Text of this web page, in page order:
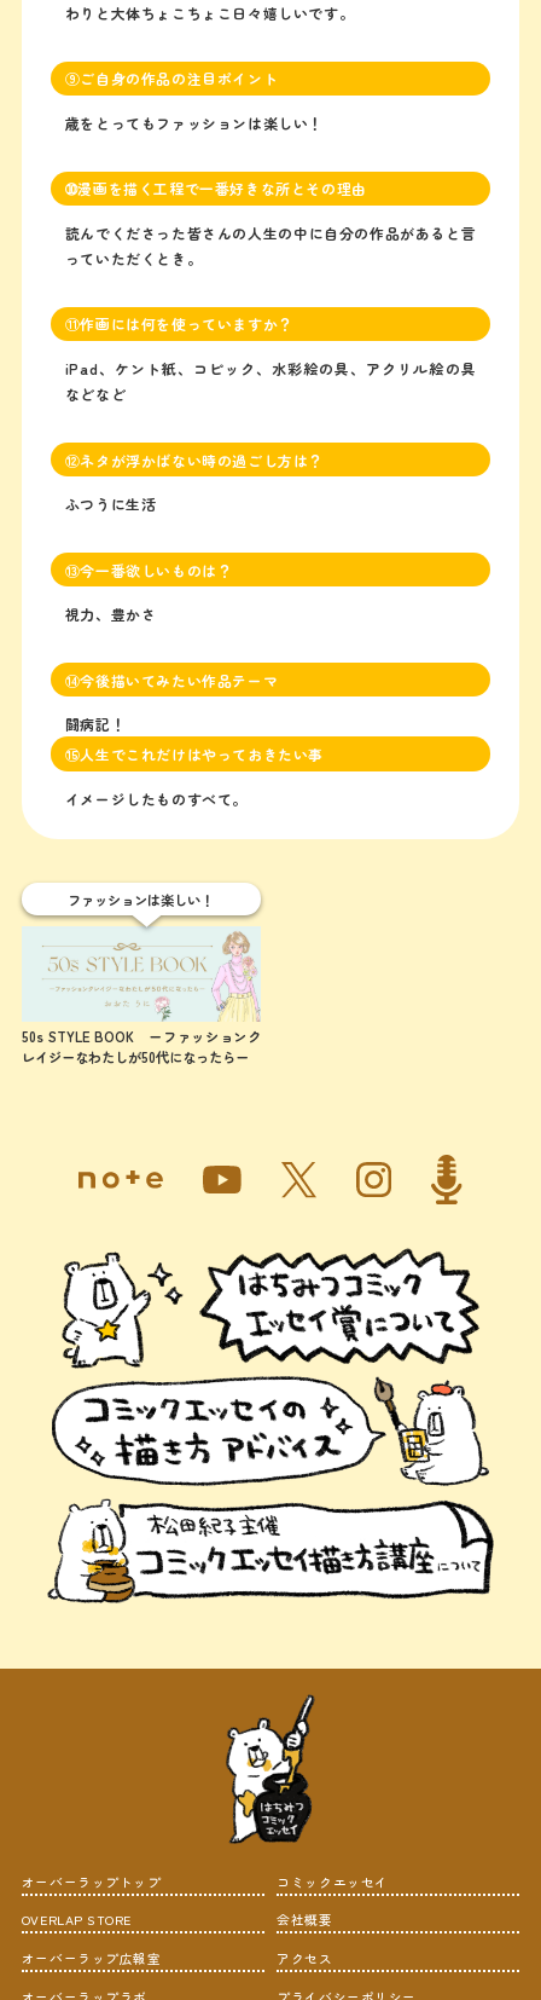
わりと大体ちょこちょこ日々嬉しいです。
⑨ご自身の作品の注目ポイント
歳をとってもファッションは楽しい！
➉漫画を描く工程で一番好きな所とその理由
読んでくださった皆さんの人生の中に自分の作品があると言
っていただくとき。
⑪作画には何を使っていますか？
iPad、ケント紙、コピック、水彩絵の具、アクリル絵の具
などなど
⑫ネタが浮かばない時の過ごし方は？
ふつうに生活
⑬今一番欲しいものは？
視力、豊かさ
⑭今後描いてみたい作品テーマ
闘病記！
⑮人生でこれだけはやっておきたい事
イメージしたものすべて。
ファッションは楽しい！
50s STYLE BOOK ーファッションク
レイジーなわたしが50代になったらー
オーバーラップトップ
OVERLAP STORE
オーバーラップ広報室
コミックエッセイ
会社概要
アクセス